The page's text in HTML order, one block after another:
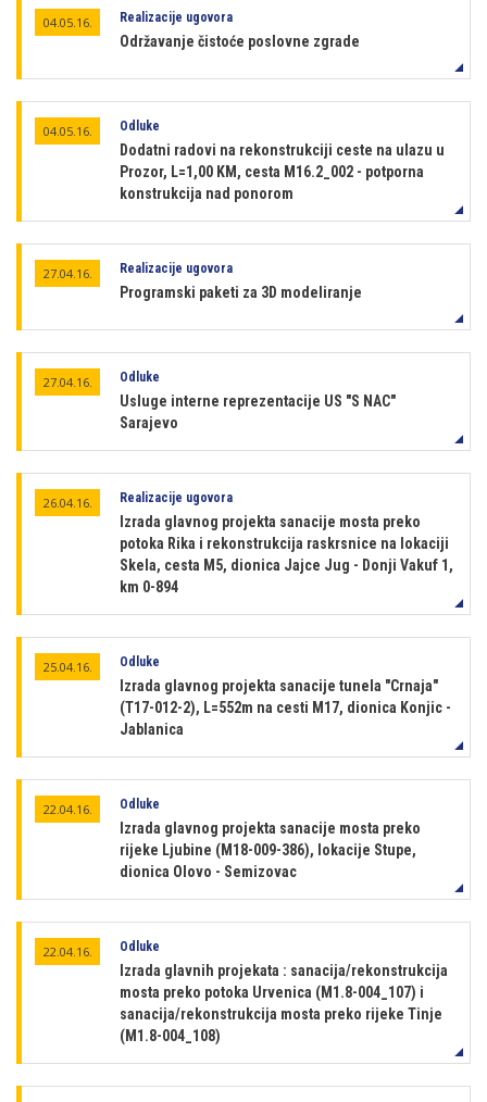
04.05.16. Realizacije ugovora
Održavanje čistoće poslovne zgrade
04.05.16. Odluke
Dodatni radovi na rekonstrukciji ceste na ulazu u
Prozor, L=1,00 KM, cesta M16.2_002 - potporna
konstrukcija nad ponorom
27.04.16. Realizacije ugovora
Programski paketi za 3D modeliranje
27.04.16. Odluke
Usluge interne reprezentacije US "S NAC"
Sarajevo
26.04.16. Realizacije ugovora
Izrada glavnog projekta sanacije mosta preko
potoka Rika i rekonstrukcija raskrsnice na lokaciji
Skela, cesta M5, dionica Jajce Jug - Donji Vakuf 1,
km 0-894
25.04.16. Odluke
Izrada glavnog projekta sanacije tunela "Crnaja"
(T17-012-2), L=552m na cesti M17, dionica Konjic -
Jablanica
22.04.16. Odluke
Izrada glavnog projekta sanacije mosta preko
rijeke Ljubine (M18-009-386), lokacije Stupe,
dionica Olovo - Semizovac
22.04.16. Odluke
Izrada glavnih projekata : sanacija/rekonstrukcija
mosta preko potoka Urvenica (M1.8-004_107) i
sanacija/rekonstrukcija mosta preko rijeke Tinje
(M1.8-004_108)